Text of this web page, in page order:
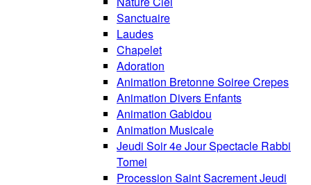
Sanctuaire
Laudes
Chapelet
Adoration
Animation Bretonne Soiree Crepes
Animation Divers Enfants
Animation Gabidou
Animation Musicale
Jeudi Soir 4e Jour Spectacle Rabbi
Tomei
Procession Saint Sacrement Jeudi